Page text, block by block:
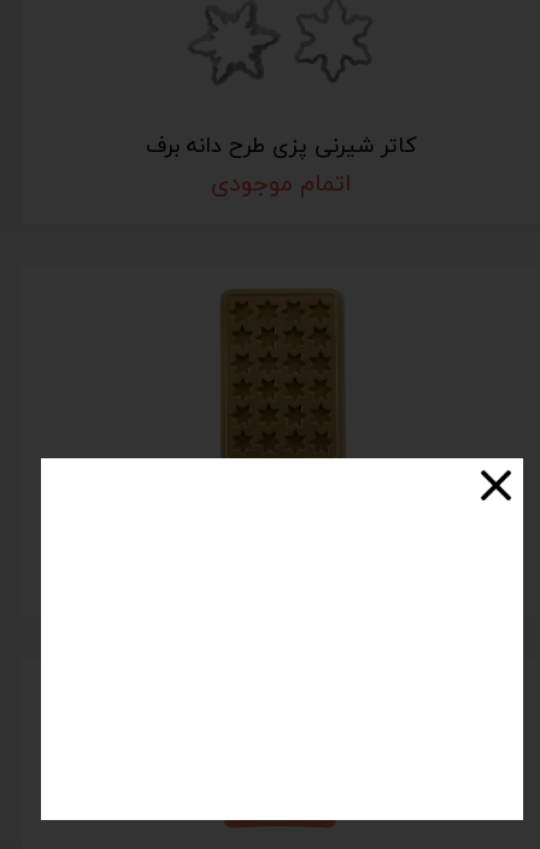
کاتر شیرنی پزی طرح دانه برف
اتمام موجودی